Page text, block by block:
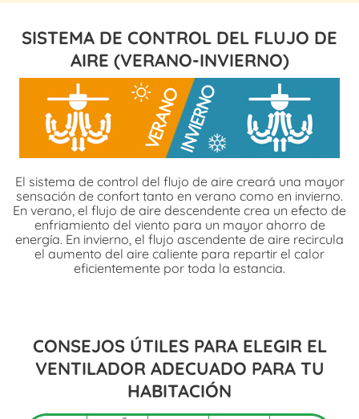
SISTEMA DE CONTROL DEL FLUJO DE
AIRE (VERANO-INVIERNO)
El sistema de control del flujo de aire creará una mayor
sensación de confort tanto en verano como en invierno.
En verano, el flujo de aire descendente crea un efecto de
enfriamiento del viento para un mayor ahorro de
energía. En invierno, el flujo ascendente de aire recircula
el aumento del aire caliente para repartir el calor
eficientemente por toda la estancia.
CONSEJOS ÚTILES PARA ELEGIR EL
VENTILADOR ADECUADO PARA TU
HABITACIÓN